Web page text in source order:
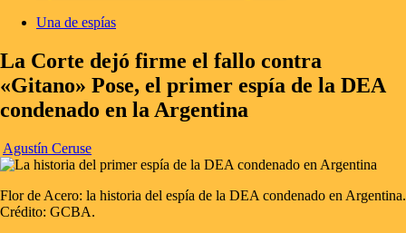
Una de espías
La Corte dejó firme el fallo contra
«Gitano» Pose, el primer espía de la DEA
condenado en la Argentina
Agustín Ceruse
Flor de Acero: la historia del espía de la DEA condenado en Argentina.
Crédito: GCBA.